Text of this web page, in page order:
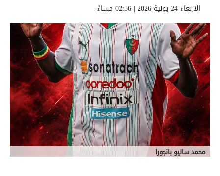
الاربعاء 24 يونية 2026 | 02:56 مساءً
محمد ساليو بانجورا